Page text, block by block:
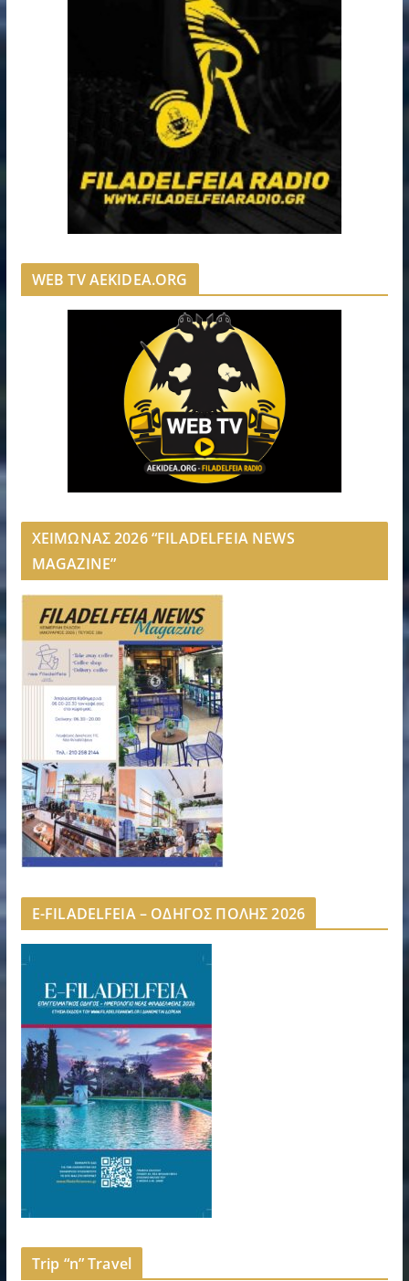
WEB TV AEKIDEA.ORG
ΧΕΙΜΩΝΑΣ 2026 “FILADELFEIA NEWS
MAGAZINE”
E-FILADELFEIA – ΟΔΗΓΟΣ ΠΟΛΗΣ 2026
Trip “n” Travel